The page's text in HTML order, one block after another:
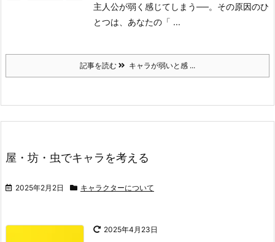
主人公が弱く感じてしまう──。その原因のひ
とつは、あなたの「 ...
記事を読む キャラが弱いと感 ...
屋・坊・虫でキャラを考える
2025年2月2日 キャラクターについて
2025年4月23日